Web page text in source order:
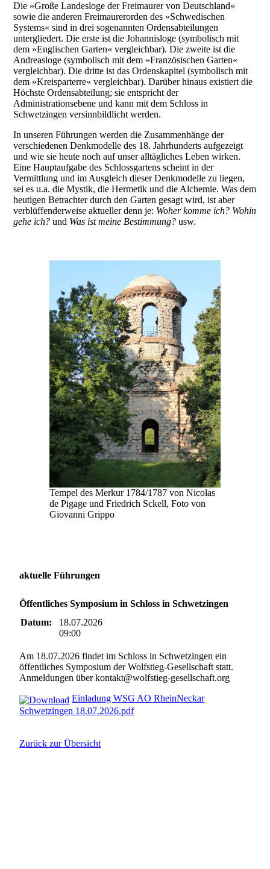
Die »Große Landesloge der Freimaurer von Deutschland«
sowie die anderen Freimaurerorden des »Schwedischen
Systems«sind in drei sogenannten Ordensabteilungen
untergliedert. Die erste ist die Johannisloge (symbolisch mit
dem »Englischen Garten« vergleichbar). Die zweite ist die
Andreasloge (symbolisch mit dem »Französischen Garten«
vergleichbar). Die dritte ist das Ordenskapitel (symbolisch mit
dem »Kreisparterre« vergleichbar). Darüber hinaus existiert die
Höchste Ordensabteilung; sie entspricht der
Administrationsebene und kann mit dem Schloss in
Schwetzingen versinnbildlicht werden.
In unseren Führungen werden die Zusammenhänge der
verschiedenen Denkmodelle des 18. Jahrhunderts aufgezeigt
und wie sie heute noch auf unser alltägliches Leben wirken.
Eine Hauptaufgabe des Schlossgartens scheint in der
Vermittlung und im Ausgleich dieser Denkmodelle zu liegen,
sei es u.a. die Mystik, die Hermetik und die Alchemie. Was dem
heutigen Betrachter durch den Garten gesagt wird, ist aber
verblüffenderweise aktueller denn je: Woher komme ich? Wohin
gehe ich?und Was ist meine Bestimmung?usw.
Tempel des Merkur 1784/1787 von Nicolas
de Pigage und Friedrich Sckell, Foto von
Giovanni Grippo
aktuelle Führungen
Öffentliches Symposium in Schloss in Schwetzingen
Datum:
18.07.2026
09:00
Am 18.07.2026 findet im Schloss in Schwetzingen ein
öffentliches Symposium der Wolfstieg-Gesellschaft statt.
Anmeldungen über kontakt@wolfstieg-gesellschaft.org
Einladung WSG AO RheinNeckar
Schwetzingen 18.07.2026.pdf
Zurück zur Übersicht